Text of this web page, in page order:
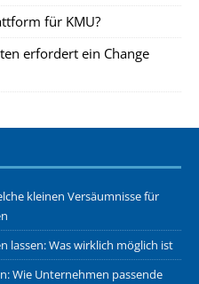
für KMU?
erfordert ein Change
kleinen Versäumnisse für
lassen: Was wirklich möglich ist
Wie Unternehmen passende